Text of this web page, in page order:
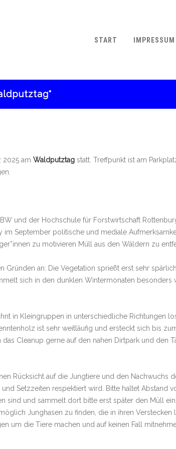
START IMPRESSUM
2025 am Waldputztag statt. Treffpunkt ist am
und der Hochschule für Forstwirtschaft
September politische und mediale
zu motivieren Müll aus den Wäldern zu
Gründen an: Die Vegetation sprießt erst sehr
sich in den dunklen Wintermonaten besonders
in Kleingruppen in unterschiedliche Richtungen
ist sehr weitläufig und ersteckt sich bis
Cleanup gerne auf den nahen Dirtpark und den
Rücksicht auf die Jungtiere und den Nachwuchs
Setzzeiten respektiert wird. Bitte haltet Abstand
sind und sammelt dort bitte erst später den Müll
Junghasen zu finden, die in ihren Verstecken
um die Tiere machen und auf keinen Fall